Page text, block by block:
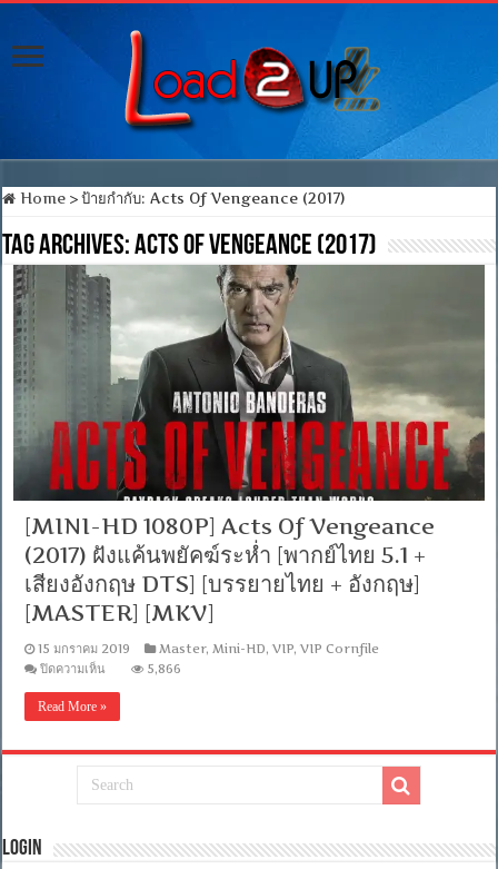
Home > ป้ายกำกับ:Acts Of Vengeance (2017)
Tag Archives:Acts Of Vengeance (2017)
[MINI-HD 1080P] Acts Of Vengeance
(2017) ฝังแค้นพยัคฆ์ระห่ำ [พากย์ไทย 5.1 +
เสียงอังกฤษ DTS] [บรรยายไทย + อังกฤษ]
[MASTER] [MKV]
15 มกราคม 2019 Master, Mini-HD,VIP,VIP Cornfile
ปิดความเห็น
1080P]
Of
(2017)
ระห่ำ
5,866
Read More »
Login